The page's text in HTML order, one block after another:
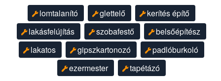
lomtalanító glettelő
kerítés építő
lakásfelújítás
szobafestő
belsőépítész
lakatos
gipszkartonozó
padlóburkoló
ezermester
tapétázó